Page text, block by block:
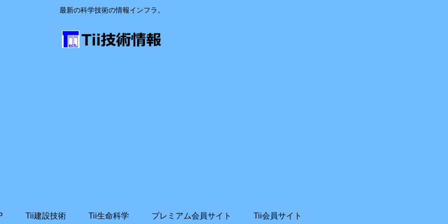
最新の科学技術の情報インフラ。
Tii建設技術 Tii生命科学 プレミアム会員サイト Tii会員サイト